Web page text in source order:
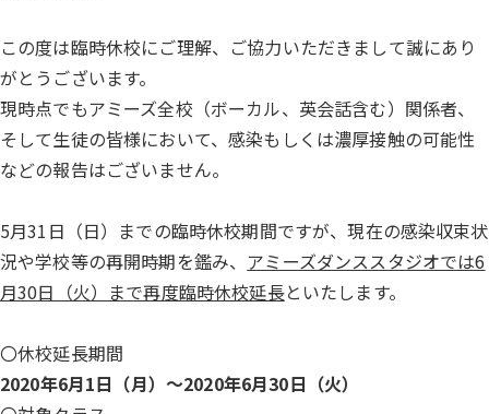
この度は臨時休校にご理解、ご協力いただきまして誠にあり
がとうございます。
現時点でもアミーズ全校（ボーカル、英会話含む）関係者、
そして生徒の皆様において、感染もしくは濃厚接触の可能性
などの報告はございません。
5月31日（日）までの臨時休校期間ですが、現在の感染収束状
況や学校等の再開時期を鑑み、 アミーズダンススタジオでは6
月30日（火）まで再度臨時休校延長といたします。
〇休校延長期間
2020年6月1日（月）～2020年6月30日（火）